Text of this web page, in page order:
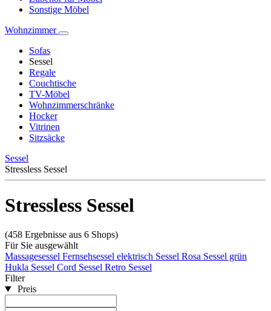
Sonstige Möbel
Wohnzimmer
Sofas
Sessel
Regale
Couchtische
TV-Möbel
Wohnzimmerschränke
Hocker
Vitrinen
Sitzsäcke
Sessel
Stressless Sessel
Stressless Sessel
(458 Ergebnisse aus 6 Shops)
Für Sie ausgewählt
Massagesessel Fernsehsessel elektrisch Sessel Rosa Sessel grün
Hukla Sessel Cord Sessel Retro Sessel
Filter
Preis